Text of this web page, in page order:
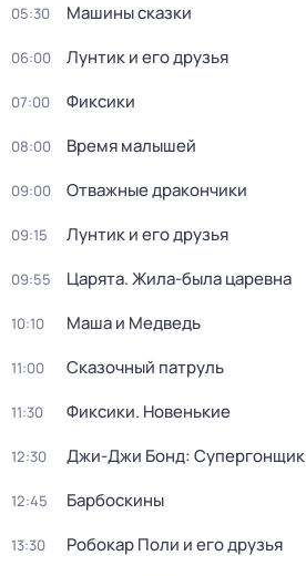
05:30 Машины сказки
06:00 Лунтик и его друзья
07:00 Фиксики
08:00 Время малышей
09:00 Отважные дракончики
09:15 Лунтик и его друзья
09:55 Царята. Жила-была царевна
10:10 Маша и Медведь
11:00 Сказочный патруль
11:30 Фиксики. Новенькие
12:30 Джи-Джи Бонд: Супергонщик
12:45 Барбоскины
13:30 Робокар Поли и его друзья